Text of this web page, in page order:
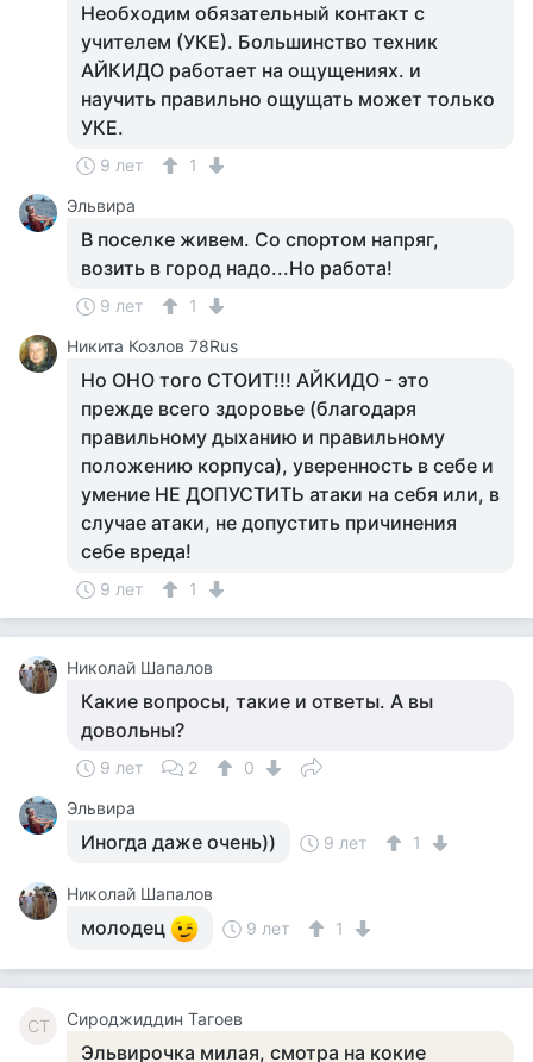
Необходим обязательный контакт с
учителем (УКЕ). Большинство техник
АЙКИДО работает на ощущениях. и
научить правильно ощущать может только
УКЕ.
9 лет
1
Эльвира
В поселке живем. Со спортом напряг,
возить в город надо...Но работа!
9 лет
1
Никита Козлов 78Rus
Но ОНО того СТОИТ!!! АЙКИДО - это
прежде всего здоровье (благодаря
правильному дыханию и правильному
положению корпуса), уверенность в себе и
умение НЕ ДОПУСТИТЬ атаки на себя или, в
случае атаки, не допустить причинения
себе вреда!
9 лет 1
Николай Шапалов
Какие вопросы, такие и ответы. А вы
довольны?
9 лет 2
0
Эльвира
Иногда даже очень)) 9 лет 1
Николай Шапалов
молодец 9 лет 1
СТ Сироджиддин Тагоев
Эльвирочка милая, смотра на кокие